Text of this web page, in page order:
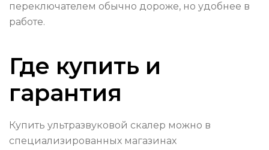
переключателем обычно дороже, но удобнее в
работе.
Где купить и
гарантия
Купить ультразвуковой скалер можно в
специализированных магазинах